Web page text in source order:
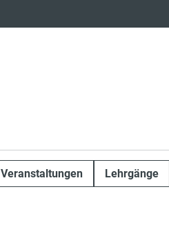
Veranstaltungen Lehrgänge